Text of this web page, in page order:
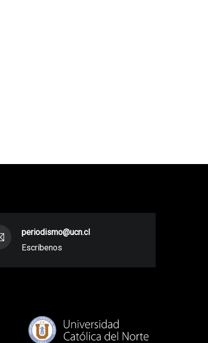
periodismo@ucn.cl
Escríbenos